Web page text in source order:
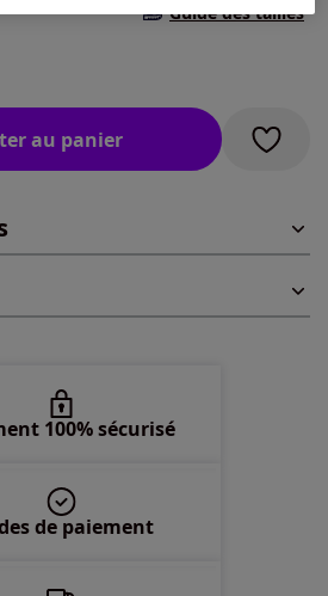
Guide des tailles
au panier
100% sécurisé
de paiement